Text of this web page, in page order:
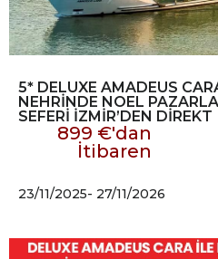
5* DELUXE AMADEUS
NEHRİNDE NOEL
SEFERİ İZMİR’DEN DİREKT
899 €'dan
İtibaren
23/11/2025- 27/11/2026